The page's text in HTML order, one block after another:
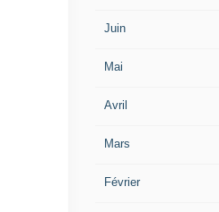
Juin
Mai
Avril
Mars
Février